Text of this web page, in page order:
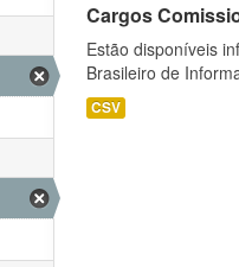
Cargos
Estão disponíveis
Brasileiro de
CSV